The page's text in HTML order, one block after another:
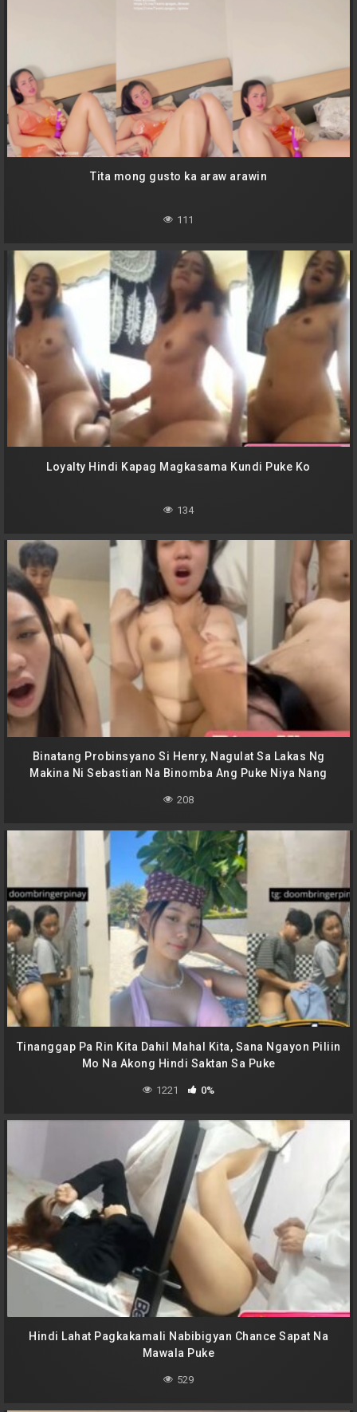
Tita mong gusto ka araw arawin
111
Loyalty Hindi Kapag Magkasama Kundi Puke Ko
134
Binatang Probinsyano Si Henry, Nagulat Sa Lakas Ng
Makina Ni Sebastian Na Binomba Ang Puke Niya Nang
208
Tinanggap Pa Rin Kita Dahil Mahal Kita, Sana Ngayon Piliin
Mo Na Akong Hindi Saktan Sa Puke
1221 0%
Hindi Lahat Pagkakamali Nabibigyan Chance Sapat Na
Mawala Puke
529